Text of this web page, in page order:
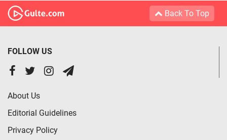
Back To Top
FOLLOW US
About Us
Editorial Guidelines
Privacy Policy